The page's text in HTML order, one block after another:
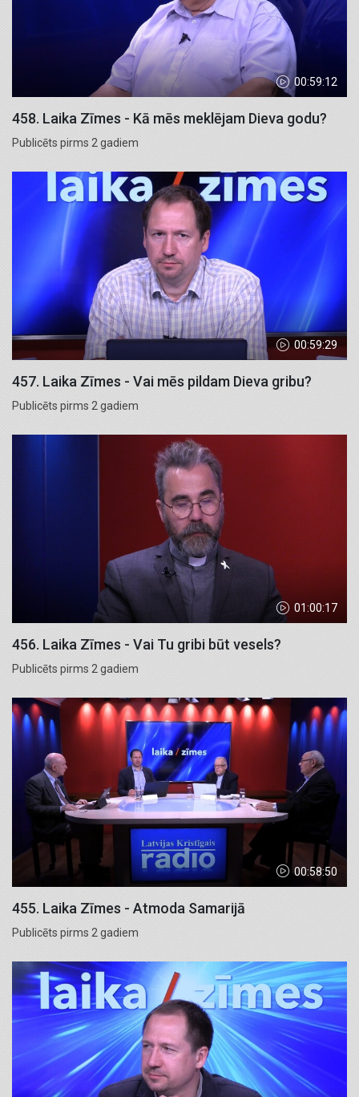
00:59:12
458. Laika Zīmes - Kā mēs meklējam Dieva godu?
Publicēts pirms 2 gadiem
00:59:29
457. Laika Zīmes - Vai mēs pildam Dieva gribu?
Publicēts pirms 2 gadiem
01:00:17
456. Laika Zīmes - Vai Tu gribi būt vesels?
Publicēts pirms 2 gadiem
00:58:50
455. Laika Zīmes - Atmoda Samarijā
Publicēts pirms 2 gadiem